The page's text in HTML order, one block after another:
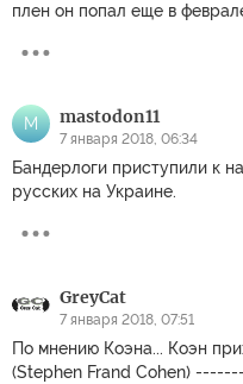
плен он попал еще в
M mastodon11
7 января 2018, 06:34
Бандерлоги приступили к
русских на Украине.
GreyCat
7 января 2018, 07:51
По мнению Коэна... Коэн
(Stephen Frand Cohen)